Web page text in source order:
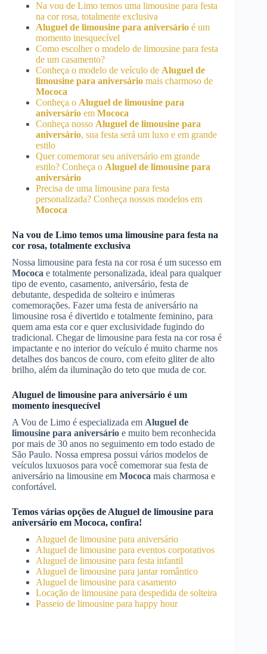
Na vou de Limo temos uma limousine para festa
na cor rosa, totalmente exclusiva
Aluguel de limousine para aniversário é um
momento inesquecível
Como escolher o modelo de limousine para festa
de um casamento?
Conheça o modelo de veículo de Aluguel de
limousine para aniversário mais charmoso de
Mococa
Conheça o Aluguel de limousine para
aniversário em Mococa
Conheça nosso Aluguel de limousine para
aniversário, sua festa será um luxo e em grande
estilo
Quer comemorar seu aniversário em grande
estilo? Conheça o Aluguel de limousine para
aniversário
Precisa de uma limousine para festa
personalizada? Conheça nossos modelos em
Mococa
Na vou de Limo temos uma limousine para festa na
cor rosa, totalmente exclusiva
Nossa limousine para festa na cor rosa é um sucesso em
Mococa e totalmente personalizada, ideal para qualquer
tipo de evento, casamento, aniversário, festa de
debutante, despedida de solteiro e inúmeras
comemorações. Fazer uma festa de aniversário na
limousine rosa é divertido e totalmente feminino, para
quem ama esta cor e quer exclusividade fugindo do
tradicional. Chegar de limousine para festa na cor rosa é
impactante e no interior do veículo é muito charme nos
detalhes dos bancos de couro, com efeito gliter de alto
brilho, além da iluminação do teto que muda de cor.
Aluguel de limousine para aniversário é um
momento inesquecível
A Vou de Limo é especializada em Aluguel de
limousine para aniversário e muito bem reconhecida
por mais de 30 anos no seguimento em todo estado de
São Paulo. Nossa empresa possui vários modelos de
veículos luxuosos para você comemorar sua festa de
aniversário na limousine em Mococa mais charmosa e
confortável.
Temos várias opções de Aluguel de limousine para
aniversário em Mococa, confira!
Aluguel de limousine para aniversário
Aluguel de limousine para eventos corporativos
Aluguel de limousine para festa infantil
Aluguel de limousine para jantar romântico
Aluguel de limousine para casamento
Locação de limousine para despedida de solteira
Passeio de limousine para happy hour